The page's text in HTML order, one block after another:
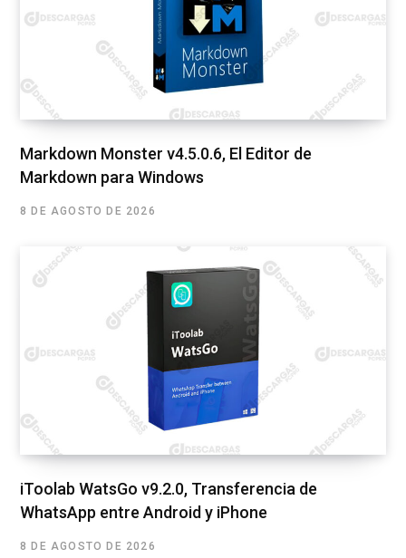
Markdown Monster v4.5.0.6, El Editor de
Markdown para Windows
8 DE AGOSTO DE 2026
iToolab WatsGo v9.2.0, Transferencia de
WhatsApp entre Android y iPhone
8 DE AGOSTO DE 2026